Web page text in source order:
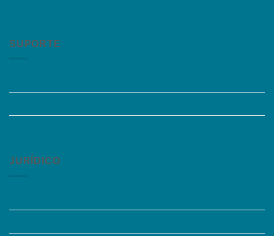
SUPORTE
JURÍDICO